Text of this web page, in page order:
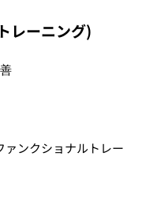
レーニング)
ンクショナルトレー